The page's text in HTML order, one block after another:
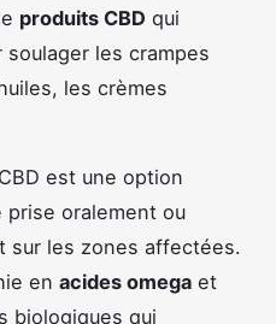
produits CBD qui
les crampes
les crèmes
est une option
prise oralement ou
sur les zones affectées.
en acides omega et
biologiques qui